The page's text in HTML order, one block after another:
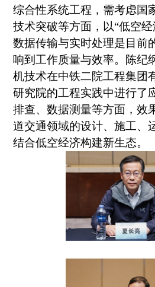
综合性系统工程，需考虑国
技术突破等方面，以“低空经
数据传输与实时处理是目前
响到工作质量与效率。陈纪
机技术在中铁二院工程集团
研究院的工程实践中进行了
排查、数据测量等方面，效
道交通领域的设计、施工、
结合低空经济构建新生态。